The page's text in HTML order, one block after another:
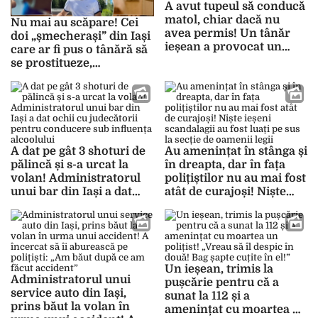
Nu mai au scăpare! Cei
doi „șmecherași” din Iași
care ar fi pus o tânără să
se prostitueze,
compromițătoare, au
fost trimiși în judecată
A avut tupeul să conducă
matol, chiar dacă nu
avea permis! Un tânăr
ieșean a provocat un
încălcate
A dat pe gât 3 shoturi de
pălincă și s-a urcat la
volan! Administratorul
unui bar din Iași a dat
pentru conducere sub
influența alcoolului
Au amenințat în stânga și
în dreapta, dar în fața
polițiștilor nu au mai fost
atât de curajoși! Niște
luați pe sus la secție de
oamenii legii
Administratorul unui
service auto din Iași,
prins băut la volan în
Un ieșean, trimis la
pușcărie pentru că a
sunat la 112 și a
amenințat cu moartea un